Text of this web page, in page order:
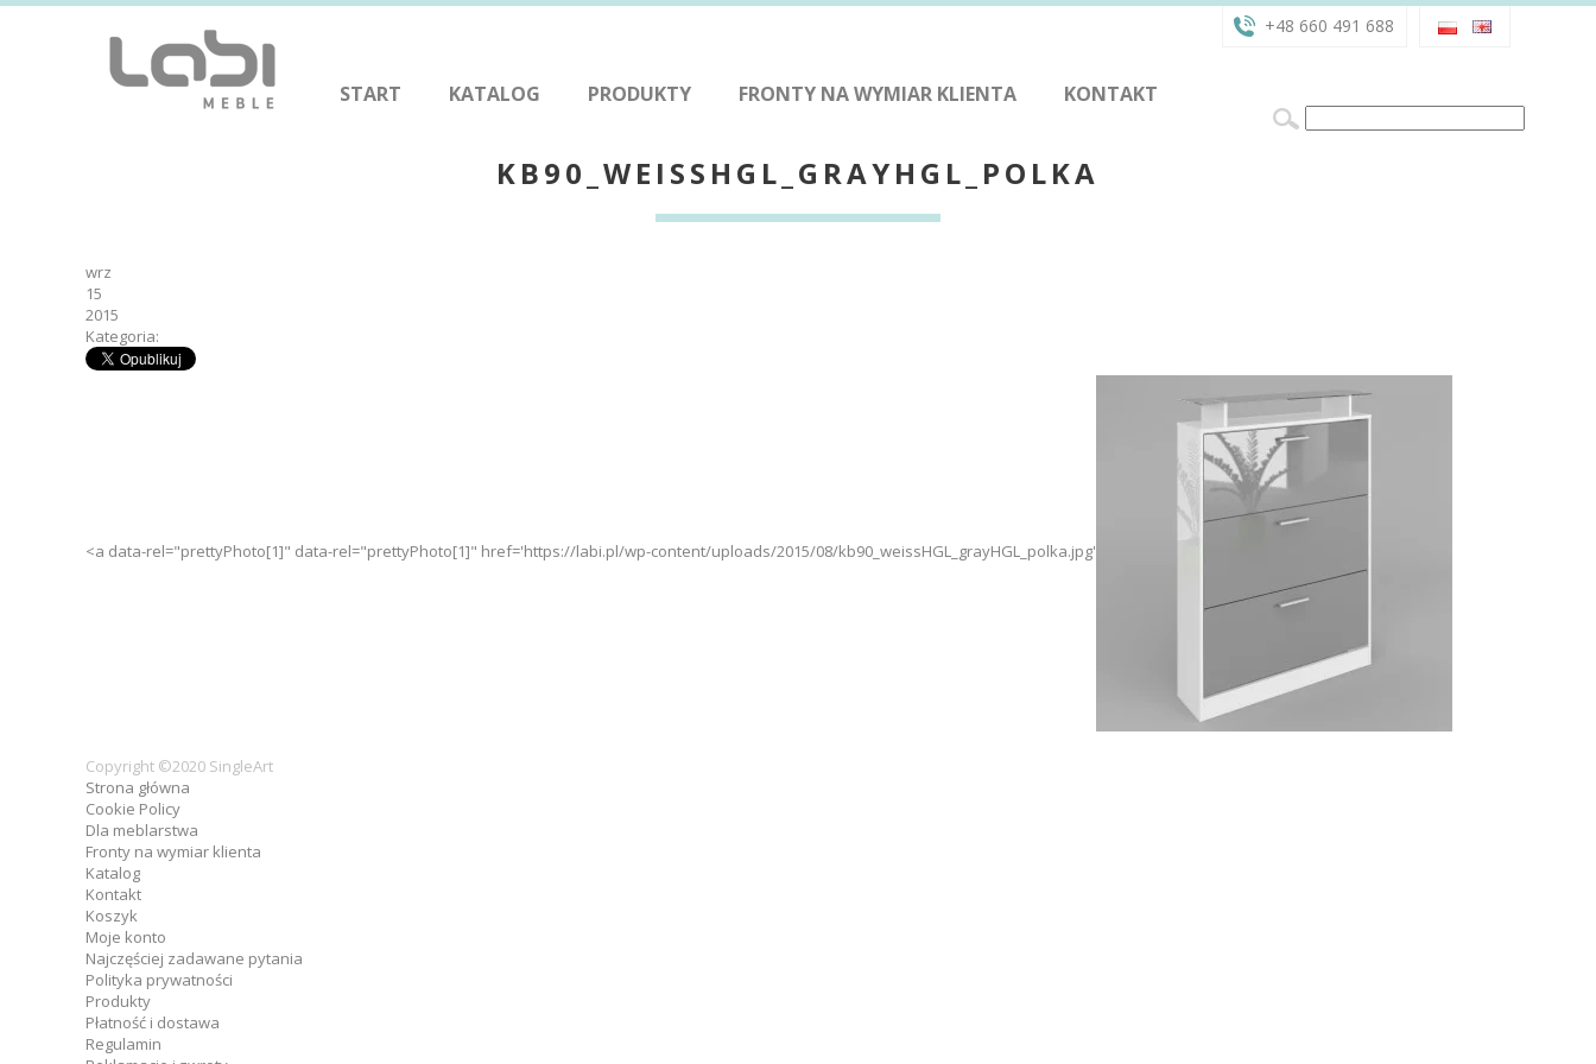
START KATALOG PRODUKTY FRONTY NA WYMIAR KLIENTA KONTAKT
+48 660 491 688
KB90_WEISSHGL_GRAYHGL_POLKA
wrz
15
2015
Kategoria:
<a data-rel="prettyPhoto[1]" data-rel="prettyPhoto[1]" href='https://labi.pl/wp-content/uploads/2015/08/kb90_weissHGL_grayHGL_polka.jpg'
Copyright ©2020 SingleArt
Strona główna
Cookie Policy
Dla meblarstwa
Fronty na wymiar klienta
Katalog
Kontakt
Koszyk
Moje konto
Najczęściej zadawane pytania
Polityka prywatności
Produkty
Płatność i dostawa
Regulamin